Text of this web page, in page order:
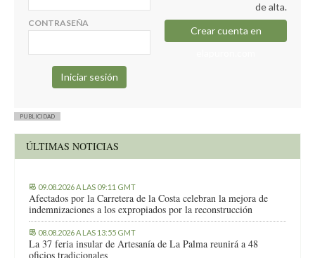
CONTRASEÑA
de alta.
Crear cuenta en
PUBLICIDAD
ÚLTIMAS NOTICIAS
09.08.2026 A LAS 09:11 GMT
Afectados por la Carretera de la Costa celebran la mejora de
indemnizaciones a los expropiados por la reconstrucción
08.08.2026 A LAS 13:55 GMT
La 37 feria insular de Artesanía de La Palma reunirá a 48
oficios tradicionales